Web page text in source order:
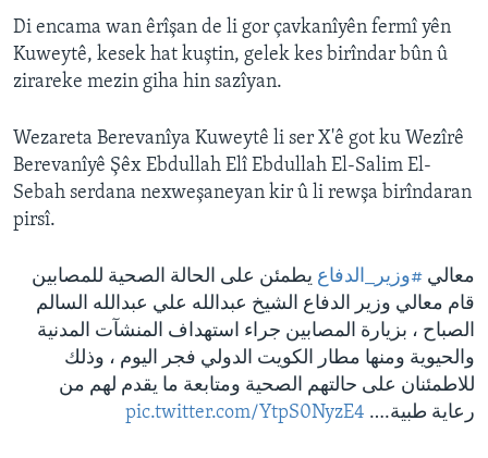
Di encama wan êrîşan de li gor çavkanîyên fermî yên
Kuweytê, kesek hat kuştin, gelek kes birîndar bûn û
zirareke mezin giha hin sazîyan.
Wezareta Berevanîya Kuweytê li ser X'ê got ku Wezîrê
Berevanîyê Şêx Ebdullah Elî Ebdullah El-Salim El-
Sebah serdana nexweşaneyan kir û li rewşa birîndaran
pirsî.
معالي #وزير_الدفاع يطمئن على الحالة الصحية للمصابين
قام معالي وزير الدفاع الشيخ عبدالله علي عبدالله السالم
الصباح ، بزيارة المصابين جراء استهداف المنشآت المدنية
والحيوية ومنها مطار الكويت الدولي فجر اليوم ، وذلك
للاطمئنان على حالتهم الصحية ومتابعة ما يقدم لهم من
رعاية طبية.… pic.twitter.com/YtpS0NyzE4